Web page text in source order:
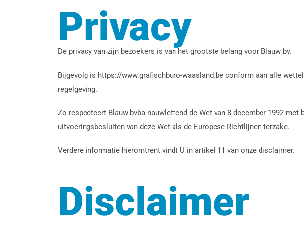
Privacy
De privacy van zijn bezoekers is van het grootste belang voor Blauw bv.
Bijgevolg is https://www.grafischburo-waasland.be conform aan alle
regelgeving.
Zo respecteert Blauw bvba nauwlettend de Wet van 8 december 1992
uitvoeringsbesluiten van deze Wet als de Europese Richtlijnen terzake.
Verdere informatie hieromtrent vindt U in artikel 11 van onze disclaimer.
Disclaimer